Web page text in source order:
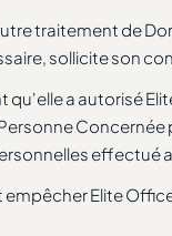
traitement de
sollicite son
a autorisé
effectué
Elite